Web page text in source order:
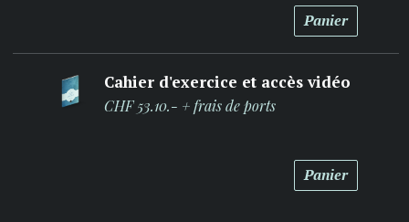
Panier
Cahier d'exercice et accès vidéo
CHF 53.10.- + frais de ports
Panier